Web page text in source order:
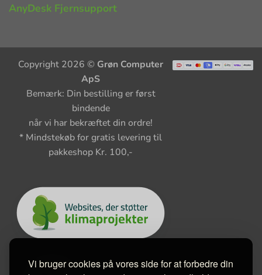
Vi bruger cookies på vores side for at forbedre din
AnyDesk Fjernsupport
Copyright 2026 © Grøn Computer
ApS
Bemærk: Din bestilling er først
bindende
når vi har bekræftet din ordre!
* Mindstekøb for gratis levering til
pakkeshop Kr. 100,-